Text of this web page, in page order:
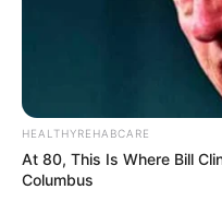
HEALTHYREHABCARE
At 80, This Is Where Bill
Columbus